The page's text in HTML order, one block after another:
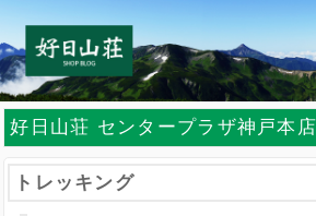
好日山荘 センタープラザ神戸本店
トレッキング